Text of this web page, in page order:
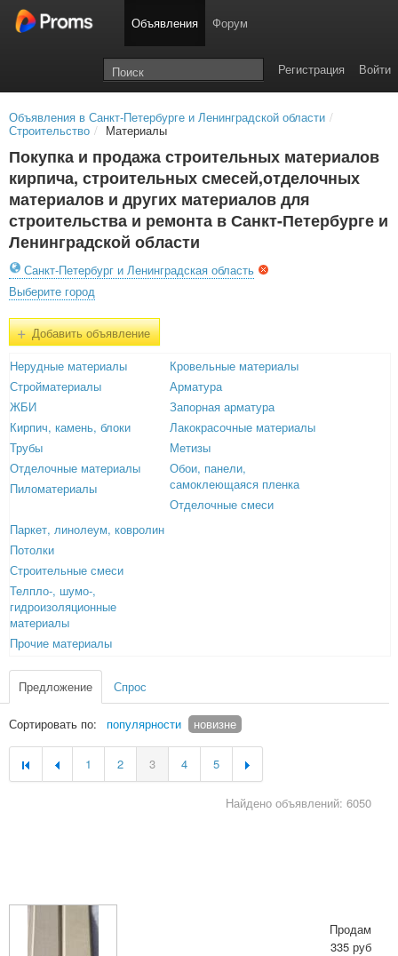
Объявления Форум
Войти
Регистрация
Объявления в Санкт-Петербурге и Ленинградской области /
Строительство / Материалы
Покупка и продажа строительных материалов
кирпича, строительных смесей,отделочных
материалов и других материалов для
строительства и ремонта в Санкт-Петербурге и
Ленинградской области
Санкт-Петербург и Ленинградская область
Выберите город
+Добавить объявление
Нерудные материалы
Стройматериалы
ЖБИ
Кирпич, камень, блоки
Трубы
Отделочные материалы
Пиломатериалы
Кровельные материалы
Арматура
Запорная арматура
Лакокрасочные материалы
Метизы
Обои, панели,
самоклеющаяся пленка
Отделочные смеси
Паркет, линолеум, ковролин
Потолки
Строительные смеси
Телпло-, шумо-,
гидроизоляционные
материалы
Прочие материалы
Предложение Спрос
Сортировать по: популярности новизне
1 2 3 4 5
Найдено объявлений: 6050
Продам
335 руб